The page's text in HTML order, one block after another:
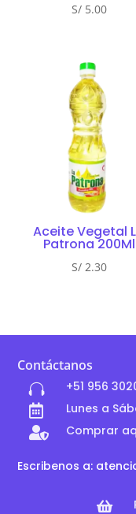
S/5.00
Aceite Vegetal
Patrona 200Ml
S/2.30
Contáctanos
 +51 956
 Lunes a
 Comprar
Escribenos a:
